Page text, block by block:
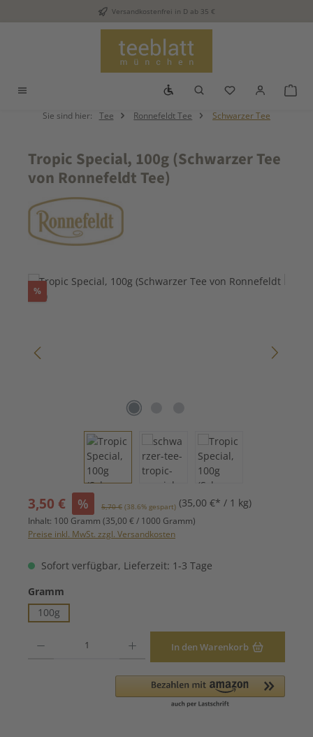
Zum Hauptinhalt springenVersandkostenfrei in D ab 35 €
Werkzeugleiste anzeigen
Du hast 0
Sie sind hier: Tee Ronnefeldt Tee Schwarzer Tee
Tropic Special, 100g (Schwarzer Tee
von Ronnefeldt Tee)
Bildergalerie überspringen
%Rabatt
Verkaufspreis:
3,50 € % Regulärer Preis:
5,70 € (38.6% gespart) (35,00 €* / 1 kg)
Inhalt: 100 Gramm (35,00 € / 1000 Gramm)
Preise inkl. MwSt. zzgl. Versandkosten
Sofort verfügbar, Lieferzeit: 1-3 Tage
Gramm
100g
In den Warenkorb